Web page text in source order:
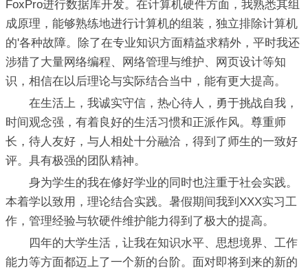
FoxPro进行数据库开发。在计算机硬件方面，我熟悉其组
成原理，能够熟练地进行计算机的组装，独立排除计算机
的'各种故障。除了在专业知识方面精益求精外，平时我还
涉猎了大量网络编程、网络管理与维护、网页设计等知
识，相信在以后理论与实际结合当中，能有更大提高。
在生活上，我诚实守信，热心待人，勇于挑战自我，
时间观念强，有着良好的生活习惯和正派作风。尊重师
长，待人友好，与人相处十分融洽，得到了师生的一致好
评。具有极强的团队精神。
身为学生的我在修好学业的同时也注重于社会实践。
本着学以致用，理论结合实践。暑假期间我到XXX实习工
作，管理经验与软硬件维护能力得到了极大的提高。
四年的大学生活，让我在知识水平、思想境界、工作
能力等方面都迈上了一个新的台阶。面对即将到来的新的